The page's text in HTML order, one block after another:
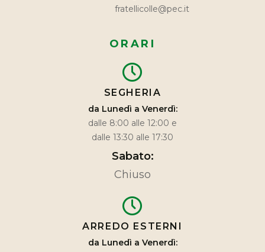
fratellicolle@pec.it
ORARI
SEGHERIA
da Lunedì a Venerdì:
dalle 8:00 alle 12:00 e
dalle 13:30 alle 17:30
Sabato:
Chiuso
ARREDO ESTERNI
da Lunedì a Venerdì: